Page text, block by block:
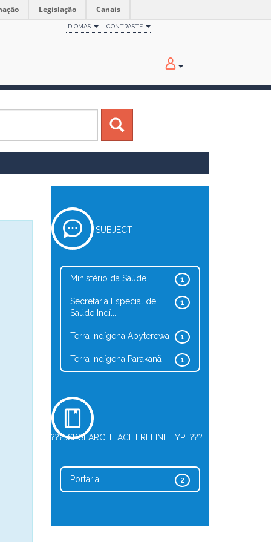
Legislação Canais
IDIOMAS CONTRASTE
SUBJECT
1
Ministério da Saúde
1
Secretaria Especial de
Saúde Indí...
1
Terra Indígena Apyterewa
1
Terra Indígena Parakanã
???JSP.SEARCH.FACET.REFINE.TYPE???
2
Portaria